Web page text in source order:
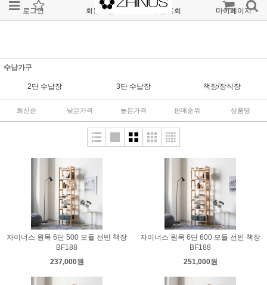
로그인 회원가입 주문조회 마이페이지
수납가구
2단 수납장 3단 수납장 책장/장식장
최신순 낮은가격 높은가격 판매순위 상품명
자이너스 원목 6단 500 모듈 선반 책장
BF188
237,000원
자이너스 원목 6단 600 모듈 선반 책장
BF188
251,000원